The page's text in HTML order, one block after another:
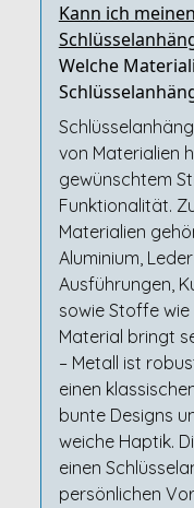
Kann ich
Welche
von Materialien
gewünschtem
Funktionalität.
Materialien
Aluminium,
Ausführungen,
sowie Stoffe wie
Material bringt
– Metall ist
einen
bunte Designs
weiche Haptik.
einen
persönlichen